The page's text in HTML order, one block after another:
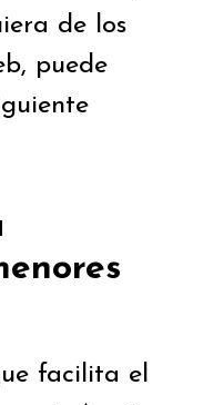
de los
puede
facilita el